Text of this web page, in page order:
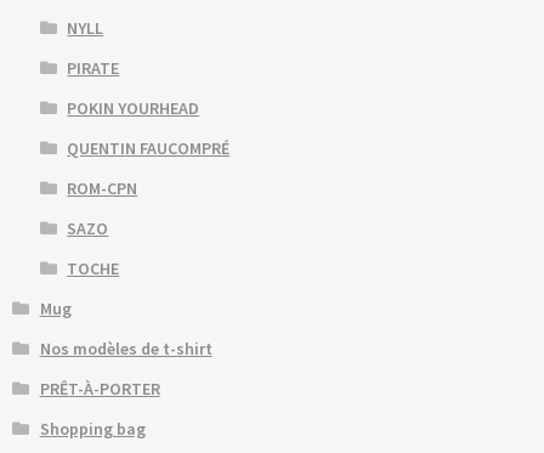
NYLL
PIRATE
POKIN YOURHEAD
QUENTIN FAUCOMPRÉ
ROM-CPN
SAZO
TOCHE
Mug
Nos modèles de t-shirt
PRÊT-À-PORTER
Shopping bag